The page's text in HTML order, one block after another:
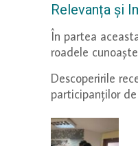
Relevanța și
În partea
roadele
Descoperirile
participanților